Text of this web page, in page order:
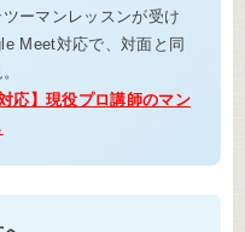
ーマンレッスンが受け
Meet対応で、対面と同
応】現役プロ講師のマン